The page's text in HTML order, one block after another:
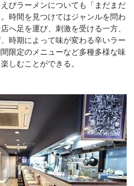
びラーメンについても「まだまだ
時間を見つけてはジャンルを問わ
へ足を運び、刺激を受ける一方、
時期によって味が変わる辛いラー
限定のメニューなど多種多様な味
しむことができる。